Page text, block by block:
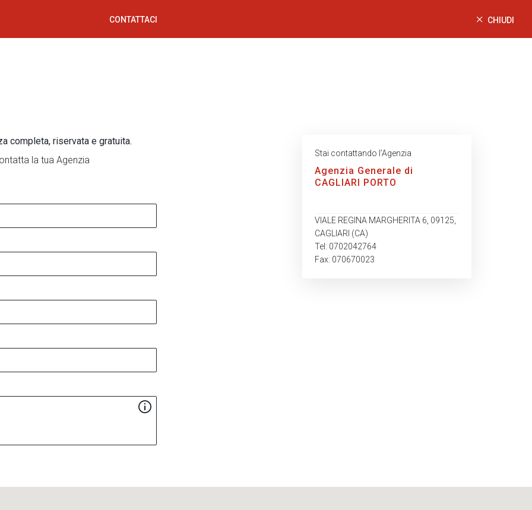
CONTATTACI CHIUDI
completa, riservata e gratuita.
la tua Agenzia
Stai contattando l’Agenzia
Agenzia Generale di
CAGLIARI PORTO
VIALE REGINA MARGHERITA 6, 09125,
CAGLIARI (CA)
Tel: 0702042764
Fax: 070670023